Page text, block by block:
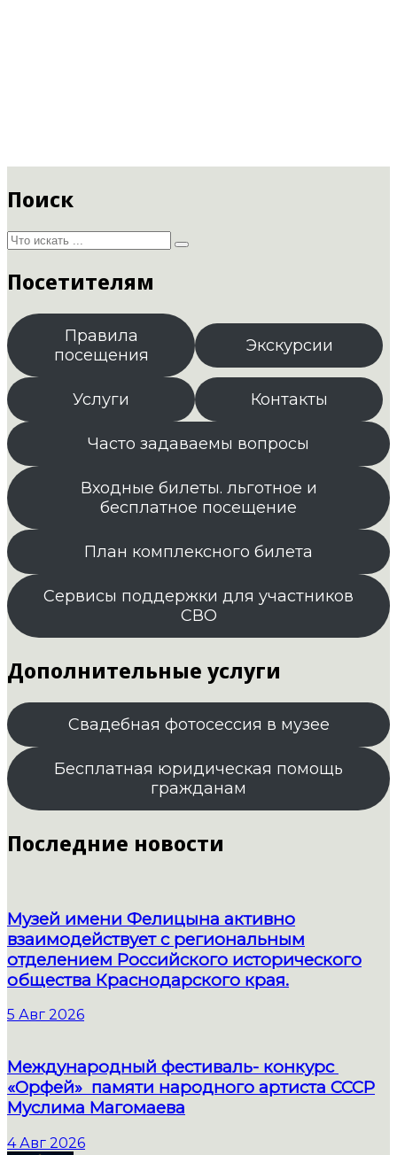
Поиск
Посетителям
Правила
посещения
Экскурсии
Услуги Контакты
Часто задаваемы вопросы
Входные билеты. льготное и
бесплатное посещение
План комплексного билета
Сервисы поддержки для участников
СВО
Дополнительные услуги
Свадебная фотосессия в музее
Бесплатная юридическая помощь
гражданам
Последние новости
Музей имени Фелицына активно
взаимодействует с региональным
отделением Российского исторического
общества Краснодарского края.
5 Авг 2026
Международный фестиваль- конкурс
«Орфей» памяти народного артиста СССР
Муслима Магомаева
4 Авг 2026